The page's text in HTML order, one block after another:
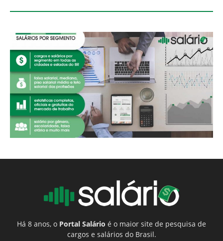
Há 8 anos, o Portal Salário é o maior site de pesquisa de
cargos e salários do Brasil.